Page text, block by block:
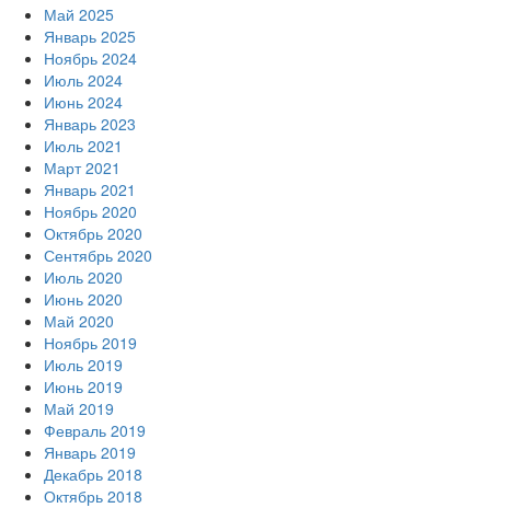
Май 2025
Январь 2025
Ноябрь 2024
Июль 2024
Июнь 2024
Январь 2023
Июль 2021
Март 2021
Январь 2021
Ноябрь 2020
Октябрь 2020
Сентябрь 2020
Июль 2020
Июнь 2020
Май 2020
Ноябрь 2019
Июль 2019
Июнь 2019
Май 2019
Февраль 2019
Январь 2019
Декабрь 2018
Октябрь 2018